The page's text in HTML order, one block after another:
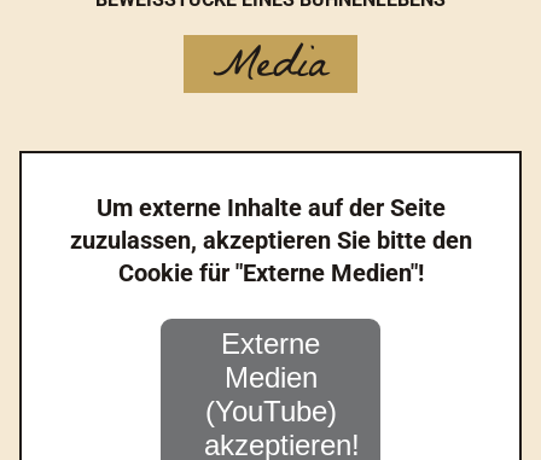
Media
Um externe Inhalte auf der Seite
zuzulassen, akzeptieren Sie bitte den
Cookie für "Externe Medien"!
Externe
Medien
(YouTube)
akzeptieren!